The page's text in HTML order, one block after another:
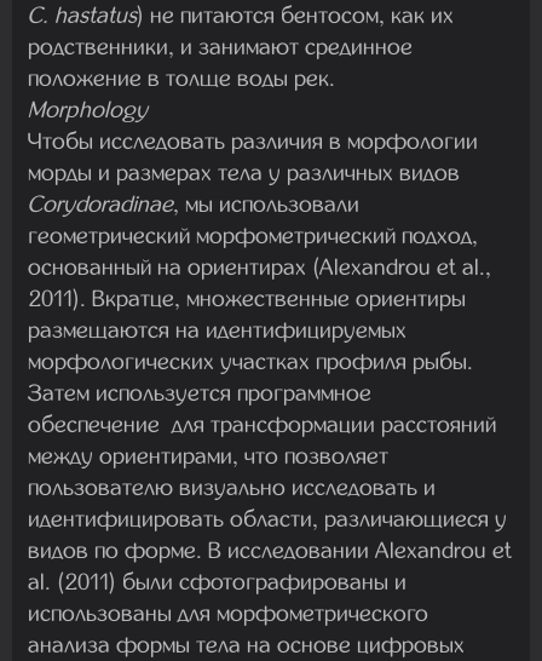
C. hastatus) не питаются бентосом, как их
родственники, и занимают срединное
положение в толще воды рек.
Morphology
Чтобы исследовать различия в морфологии
морды и размерах тела у различных видов
Corydoradinae, мы использовали
геометрический морфометрический подход,
основанный на ориентирах (Alexandrou et al.,
2011). Вкратце, множественные ориентиры
размещаются на идентифицируемых
морфологических участках профиля рыбы.
Затем используется программное
обеспечение для трансформации расстояний
между ориентирами, что позволяет
пользователю визуально исследовать и
идентифицировать области, различающиеся у
видов по форме. В исследовании Alexandrou et
al. (2011) были сфотографированы и
использованы для морфометрического
анализа формы тела на основе цифровых